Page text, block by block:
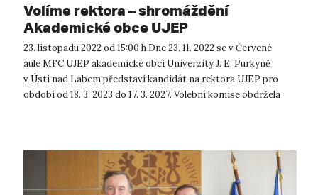
Volíme rektora – shromáždění
Akademické obce UJEP
23. listopadu 2022 od 15:00 h Dne 23. 11. 2022 se v Červené
aule MFC UJEP akademické obci Univerzity J. E. Purkyně
v Ústí nad Labem představí kandidát na rektora UJEP pro
období od 18. 3. 2023 do 17. 3. 2027. Volební komise obdržela